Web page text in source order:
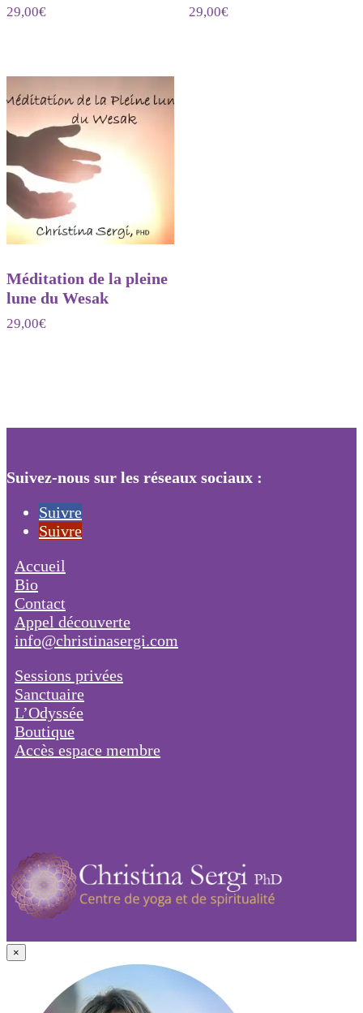
29,00€ 29,00€
Méditation de la pleine
lune du Wesak
29,00€
Suivez-nous sur les réseaux sociaux :
Suivre
Suivre
Accueil
Bio
Contact
Appel découverte
info@christinasergi.com
Sessions privées
Sanctuaire
L’Odyssée
Boutique
Accès espace membre
×